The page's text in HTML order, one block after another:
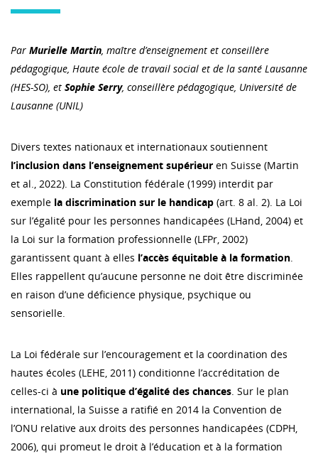
Par Murielle Martin, maître d’enseignement et conseillère
pédagogique, Haute école de travail social et de la santé Lausanne
(HES-SO), et Sophie Serry, conseillère pédagogique, Université de
Lausanne (UNIL)
Divers textes nationaux et internationaux soutiennent
l’inclusion dans l’enseignement supérieur en Suisse (Martin
et al., 2022). La Constitution fédérale (1999) interdit par
exemple la discrimination sur le handicap (art. 8 al. 2). La Loi
sur l’égalité pour les personnes handicapées (LHand, 2004) et
la Loi sur la formation professionnelle (LFPr, 2002)
garantissent quant à elles l’accès équitable à la formation.
Elles rappellent qu’aucune personne ne doit être discriminée
en raison d’une déficience physique, psychique ou
sensorielle.
La Loi fédérale sur l’encouragement et la coordination des
hautes écoles (LEHE, 2011) conditionne l’accréditation de
celles-ci à une politique d’égalité des chances. Sur le plan
international, la Suisse a ratifié en 2014 la Convention de
l’ONU relative aux droits des personnes handicapées (CDPH,
2006), qui promeut le droit à l’éducation et à la formation